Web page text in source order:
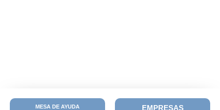
MESA DE AYUDA EMPRESAS